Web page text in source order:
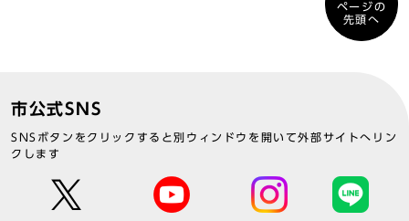
ページの
先頭へ
市公式SNS
SNSボタンをクリックすると別ウィンドウを開いて外部サイトへリン
クします